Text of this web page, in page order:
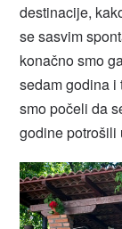
destinacije,
se sasvim
konačno smo
sedam godina
smo počeli da
godine potrošili